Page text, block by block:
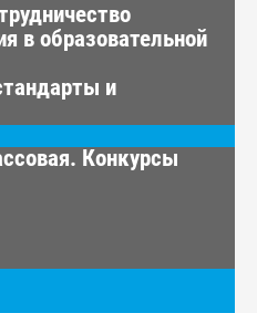
в образовательной
и
Конкурсы